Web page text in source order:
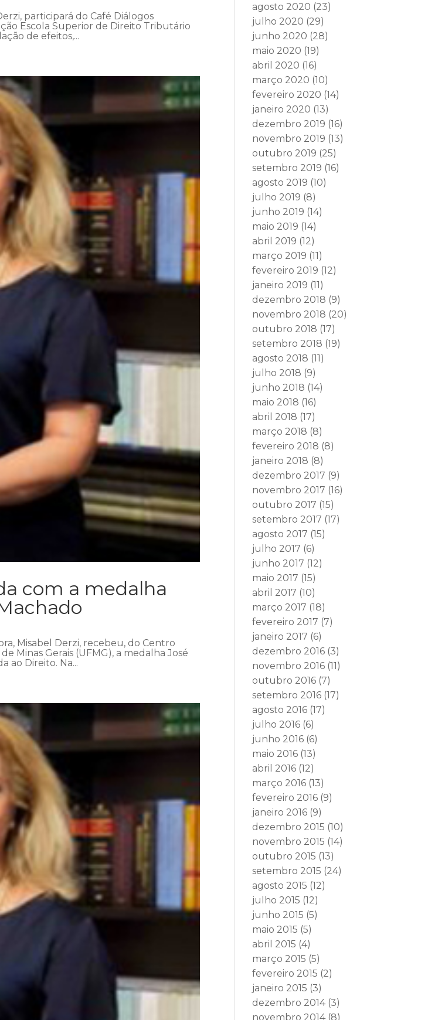
participará do Café Diálogos
Escola Superior de Direito Tributário
de efeitos,...
com a medalha
Misabel Derzi, recebeu, do Centro
Minas Gerais (UFMG), a medalha José
ao Direito. Na...
agosto 2020 (23)
julho 2020 (29)
junho 2020 (28)
maio 2020 (19)
abril 2020 (16)
março 2020 (10)
fevereiro 2020 (14)
janeiro 2020 (13)
dezembro 2019 (16)
novembro 2019 (13)
outubro 2019 (25)
setembro 2019 (16)
agosto 2019 (10)
julho 2019 (8)
junho 2019 (14)
maio 2019 (14)
abril 2019 (12)
março 2019 (11)
fevereiro 2019 (12)
janeiro 2019 (11)
dezembro 2018 (9)
novembro 2018 (20)
outubro 2018 (17)
setembro 2018 (19)
agosto 2018 (11)
julho 2018 (9)
junho 2018 (14)
maio 2018 (16)
abril 2018 (17)
março 2018 (8)
fevereiro 2018 (8)
janeiro 2018 (8)
dezembro 2017 (9)
novembro 2017 (16)
outubro 2017 (15)
setembro 2017 (17)
agosto 2017 (15)
julho 2017 (6)
junho 2017 (12)
maio 2017 (15)
abril 2017 (10)
março 2017 (18)
fevereiro 2017 (7)
janeiro 2017 (6)
dezembro 2016 (3)
novembro 2016 (11)
outubro 2016 (7)
setembro 2016 (17)
agosto 2016 (17)
julho 2016 (6)
junho 2016 (6)
maio 2016 (13)
abril 2016 (12)
março 2016 (13)
fevereiro 2016 (9)
janeiro 2016 (9)
dezembro 2015 (10)
novembro 2015 (14)
outubro 2015 (13)
setembro 2015 (24)
agosto 2015 (12)
julho 2015 (12)
junho 2015 (5)
maio 2015 (5)
abril 2015 (4)
março 2015 (5)
fevereiro 2015 (2)
janeiro 2015 (3)
dezembro 2014(3)
novembro 2014(8)